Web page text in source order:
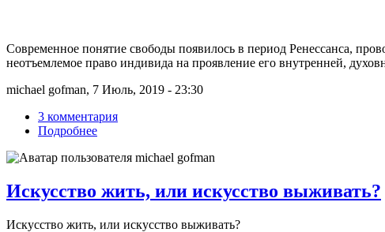
Современное понятие свободы появилось в период Ренессанса,
неотъемлемое право индивида на проявление его внутренней,
michael gofman, 7 Июль, 2019 - 23:30
3 комментария
Подробнее
Искусство жить, или искусство выживать?
Искусство жить, или искусство выживать?